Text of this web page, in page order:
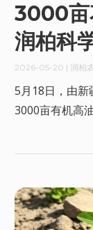
3000亩
润柏科
2026-05-20 | 润柏
5月18日，由新
3000亩有机高